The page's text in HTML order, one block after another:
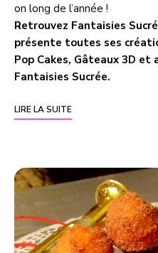
on long de l’année !
Retrouvez Fantaisies
présente toutes ses
Pop Cakes, Gâteaux 3D
Fantaisies Sucrée.
LIRE LA SUITE